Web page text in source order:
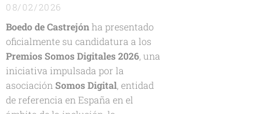
08/02/2026
Boedo de Castrejónha presentado
oficialmente su candidatura a los
Premios Somos Digitales 2026, una
iniciativa impulsada por la
asociación Somos Digital, entidad
de referencia en España en el